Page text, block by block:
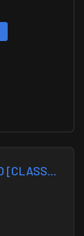
-= LEGEND.WESTCSTRIKE.RO [CLASSIC + VIP] =-